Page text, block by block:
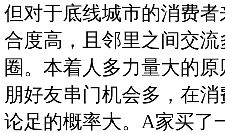
但对于底线城市的消费
合度高，且邻里之间交
圈。本着人多力量大的
朋好友串门机会多，在
论足的概率大。A家买了